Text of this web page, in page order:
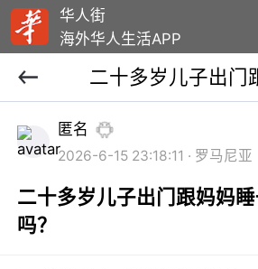
华人街
海外华人生活APP
匿名
2026-6-15 23:18:11 · 罗马尼亚
二十多岁儿子出门跟妈妈
吗？